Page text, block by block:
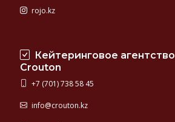
rojo.kz
Кейтеринговое агентство
Crouton
+7 (701) 738 58 45
info@crouton.kz